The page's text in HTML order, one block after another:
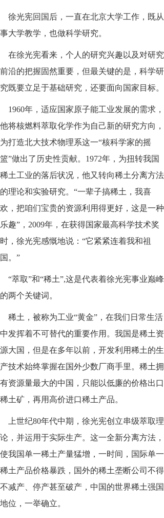
徐光宪回国后，一直在北京大学工作，既从
事大学教学，也做科学研究。
在徐光宪看来，个人的研究兴趣以及对研究
前沿的把握固然重要，但最关键的是，科学研
究既要立足于基础研究，还要面向国家目标。
1960年，适应国家原子能工业发展的需求，
他将核燃料萃取化学作为自己新的研究方向，
为打造北大技术物理系这一“核科学家的摇
篮”做出了历史性贡献。1972年，为扭转我国
稀土工业的落后状况，他又转向稀土分离方法
的理论和实验研究。“一辈子搞稀土，我喜
欢，把咱们宝贵的资源利用得更好，这是一种
乐趣”，2009年，在获得国家最高科学技术奖
时，徐光宪感慨地说：“它紧紧连着我和祖
国。”
“萃取”和“稀土”,这是代表着徐光宪事业巅峰
的两个关键词。
稀土，被称为工业“黄金”，在我们日常生活
中发挥着不可替代的重要作用。我国是稀土资
源大国，但是在多年以前，开发利用稀土的生
产技术始终掌握在国外少数厂商手里。稀土拥
有资源量最大的中国，只能以低廉的价格出口
稀土矿，再用高价进口稀土产品。
上世纪80年代中期，徐光宪创立串级萃取理
论，并运用于实际生产。这一全新分离方法，
使我国单一稀土产量猛增，一时间，国际单一
稀土产品价格暴跌，国外的稀土垄断公司不得
不减产、停产甚至破产，中国的世界稀土强国
地位，一举确立。